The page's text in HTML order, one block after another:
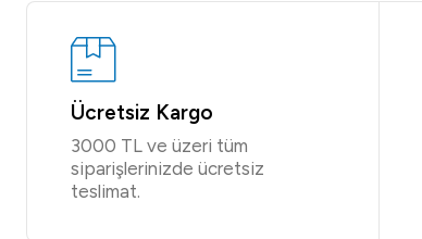
Ücretsiz Kargo
3000 TL ve üzeri tüm
siparişlerinizde ücretsiz
teslimat.